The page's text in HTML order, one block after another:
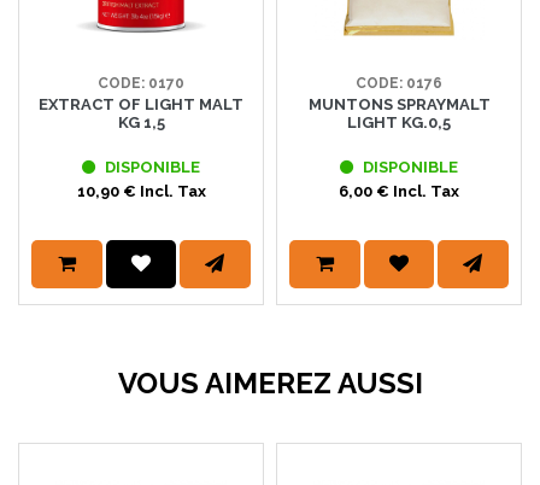
CODE: 0170
EXTRACT OF LIGHT MALT
KG 1,5
DISPONIBLE
10,90 € Incl. Tax
CODE: 0176
MUNTONS SPRAYMALT
LIGHT KG.0,5
DISPONIBLE
6,00 € Incl. Tax
VOUS AIMEREZ AUSSI